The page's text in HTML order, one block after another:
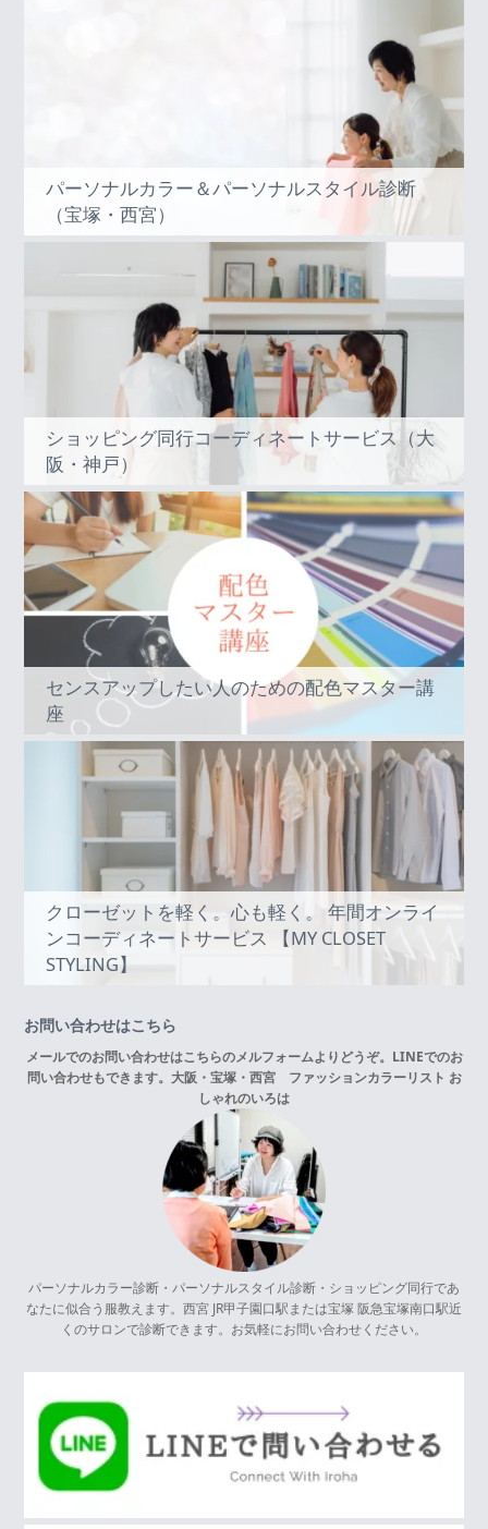
パーソナルカラー＆パーソナルスタイル診断
（宝塚・西宮）
ショッピング同行コーディネートサービス（大
阪・神戸）
センスアップしたい人のための配色マスター講
座
クローゼットを軽く。心も軽く。 年間オンライ
ンコーディネートサービス 【MY CLOSET
STYLING】
お問い合わせはこちら
メールでのお問い合わせはこちらのメルフォームよりどうぞ。LINEでのお
問い合わせもできます。 大阪・宝塚・西宮 ファッションカラーリスト お
しゃれのいろは
パーソナルカラー診断・パーソナルスタイル診断・ショッピング同行であ
なたに似合う服教えます。西宮 JR甲子園口駅または宝塚 阪急宝塚南口駅近
くのサロンで診断できます。お気軽にお問い合わせください。